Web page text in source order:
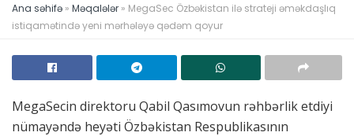
Ana səhifə » Məqalələr » MegaSec Özbəkistan ilə strateji əməkdaşlıq
istiqamətində yeni mərhələyə qədəm qoyur
MegaSecin direktoru Qabil Qasımovun rəhbərlik etdiyi
nümayəndə heyəti Özbəkistan Respublikasının